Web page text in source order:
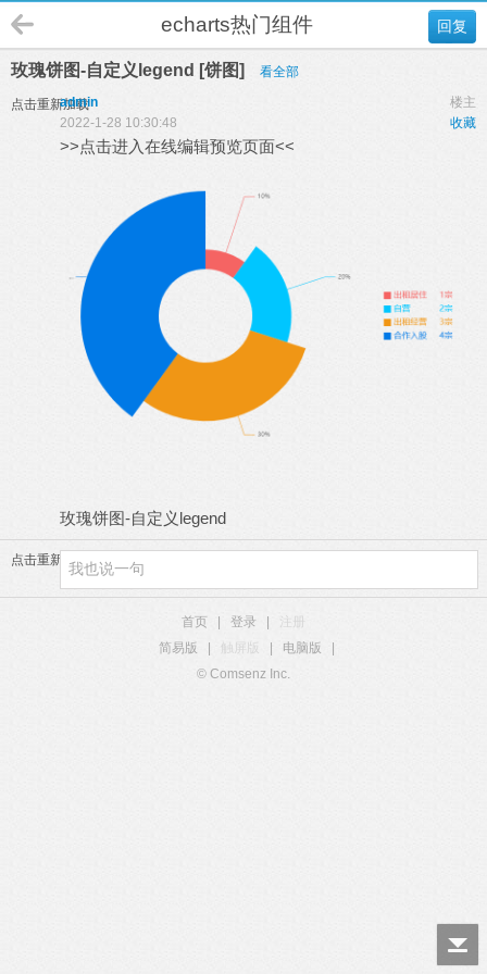
回复
echarts热门组件
玫瑰饼图-自定义legend [饼图] 看全部
点击重新加载 楼主
admin
收藏
2022-1-28 10:30:48
>>点击进入在线编辑预览页面<<
玫瑰饼图-自定义legend
点击重新加载
首页 登录
注册
简易版
触屏版 电脑版
© Comsenz Inc.